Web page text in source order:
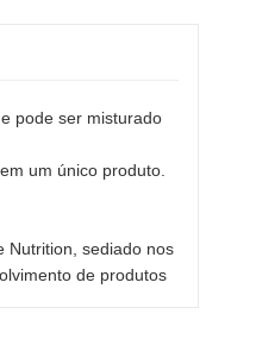
pode ser misturado
um único produto.
Nutrition, sediado nos
de produtos